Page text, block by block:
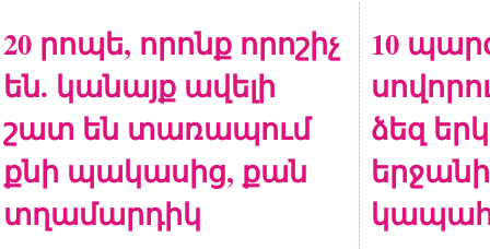
20 րոպե, որոնք որոշիչ
են. կանայք ավելի
շատ են տառապում
քնի պակասից, քան
տղամարդիկ
10
ձեզ